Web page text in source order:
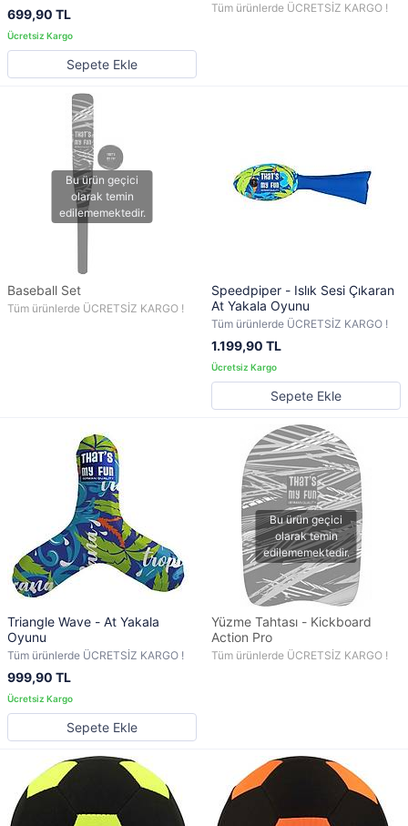
699,90 TL
Sepete Ekle
Tüm ürünlerde ÜCRETSİZ KARGO !
Baseball Set
Tüm ürünlerde ÜCRETSİZ KARGO !
Speedpiper - Islık Sesi Çıkaran
At Yakala Oyunu
Tüm ürünlerde ÜCRETSİZ KARGO !
1.199,90 TL
Sepete Ekle
Triangle Wave - At Yakala
Oyunu
Tüm ürünlerde ÜCRETSİZ KARGO !
999,90 TL
Sepete Ekle
Yüzme Tahtası - Kickboard
Action Pro
Tüm ürünlerde ÜCRETSİZ KARGO !